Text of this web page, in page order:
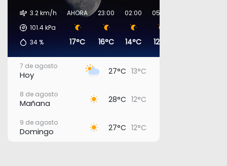
3.2 km/h
101.4kPa
34 %
AHORA
17°C
23:00
16°C
02:00
14°C
05:00
12°C
7 de agosto
Hoy 27°C 13°C
8 de agosto
Mañana 28°C 12°C
9 de agosto
Domingo 27°C 12°C